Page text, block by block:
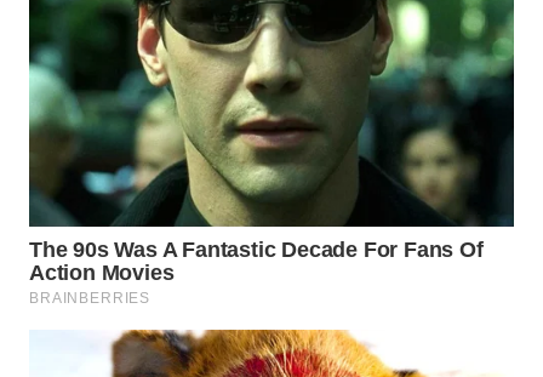
LESUNG
WN
KARO
WN
SIMALUNGUN
WN
LABUHANBATU
TAPANULI